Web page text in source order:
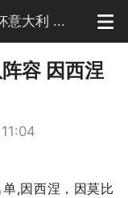
意大利 ...
容 因西涅
,因西涅，因莫比